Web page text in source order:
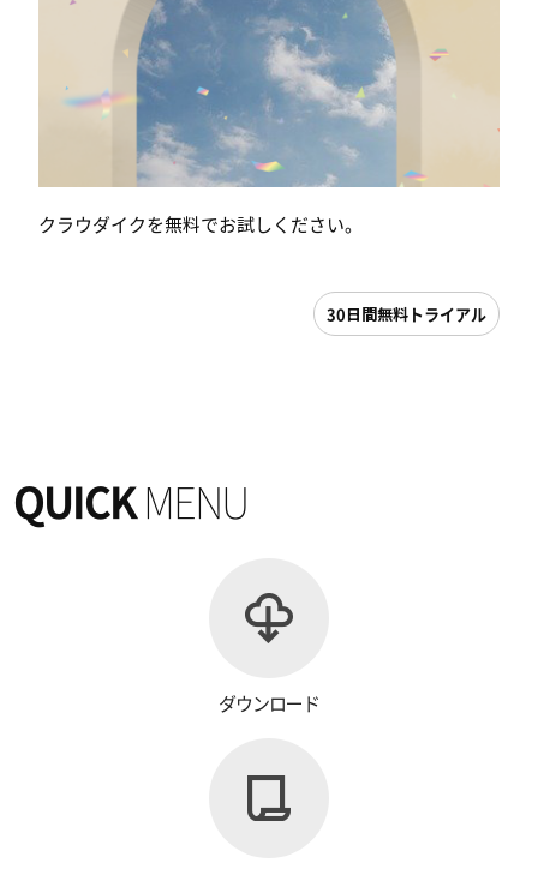
クラウダイクを無料でお試しください。
30日間無料トライアル
QUICKMENU
ダウンロード